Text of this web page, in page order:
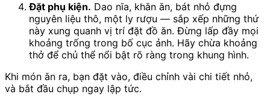
Đặt phụ kiện. Dao nĩa, khăn ăn, bát nhỏ đựng
nguyên liệu thô, một ly rượu — sắp xếp những thứ
này xung quanh vị trí đặt đồ ăn. Đừng lấp đầy mọi
khoảng trống trong bố cục ảnh. Hãy chừa khoảng
thở để chủ thể nổi bật rõ ràng trong khung hình.
Khi món ăn ra, bạn đặt vào, điều chỉnh vài chi tiết nhỏ,
và bắt đầu chụp ngay lập tức.